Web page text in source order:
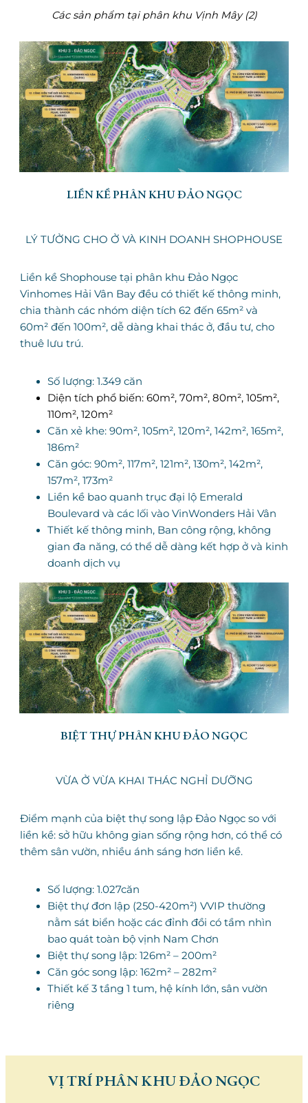
Các sản phẩm tại phân khu Vịnh Mây (2)
LIỀN KỀ PHÂN KHU ĐẢO NGỌC
LÝ TƯỞNG CHO Ở VÀ KINH DOANH SHOPHOUSE
Liền kề Shophouse tại phân khu Đảo Ngọc
Vinhomes Hải Vân Bay đều có thiết kế thông minh,
chia thành các nhóm diện tích 62 đến 65m² và
60m² đến 100m², dễ dàng khai thác ở, đầu tư, cho
thuê lưu trú.
Số lượng: 1.349 căn
Diện tích phổ biến: 60m², 70m², 80m², 105m²,
110m², 120m²
Căn xẻ khe: 90m², 105m², 120m², 142m², 165m²,
186m²
Căn góc: 90m², 117m², 121m², 130m², 142m²,
157m², 173m²
Liền kề bao quanh trục đại lộ Emerald
Boulevard và các lối vào VinWonders Hải Vân
Thiết kế thông minh, Ban công rộng, không
gian đa năng, có thể dễ dàng kết hợp ở và kinh
doanh dịch vụ
BIỆT THỰ PHÂN KHU ĐẢO NGỌC
VỪA Ở VỪA KHAI THÁC NGHỈ DƯỠNG
Điểm mạnh của biệt thự song lập Đảo Ngọc so với
liền kề: sở hữu không gian sống rộng hơn, có thể có
thêm sân vườn, nhiều ánh sáng hơn liền kề.
Số lượng: 1.027căn
Biệt thự đơn lập (250-420m²) VVIP thường
nằm sát biển hoặc các đỉnh đồi có tầm nhìn
bao quát toàn bộ vịnh Nam Chơn
Biệt thự song lập: 126m² – 200m²
Căn góc song lập: 162m² – 282m²
Thiết kế 3 tầng 1 tum, hệ kính lớn, sân vườn
riêng
VỊ TRÍ PHÂN KHU ĐẢO NGỌC